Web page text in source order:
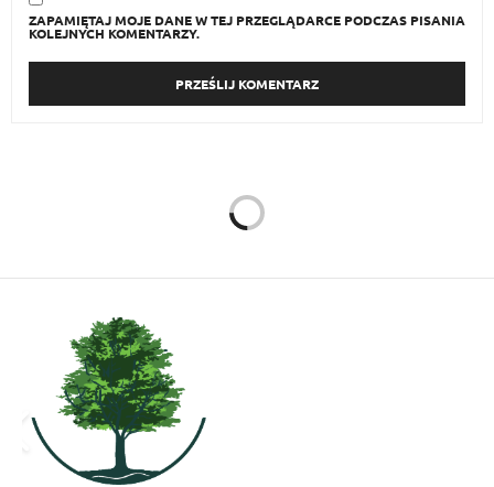
ZAPAMIĘTAJ MOJE DANE W TEJ PRZEGLĄDARCE PODCZAS PISANIA
KOLEJNYCH KOMENTARZY.